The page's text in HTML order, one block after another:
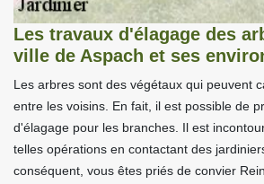
Les travaux d'élagage des
ville de Aspach et ses
Les arbres sont des végétaux qui peuvent
entre les voisins. En fait, il est possible de
d'élagage pour les branches. Il est
telles opérations en contactant des
conséquent, vous êtes priés de convier